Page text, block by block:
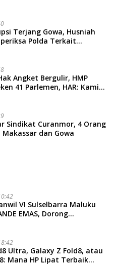
Terjang Gowa, Husniah
Polda Terkait
Angket Bergulir, HMP
41 Parlemen, HAR: Kami
Sindikat Curanmor, 4 Orang
dan Gowa
VI Sulselbarra Maluku
EMAS, Dorong
Ultra, Galaxy Z Fold8, atau
Mana HP Lipat Terbaik